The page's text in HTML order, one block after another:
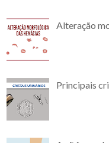
Alteração
Principais